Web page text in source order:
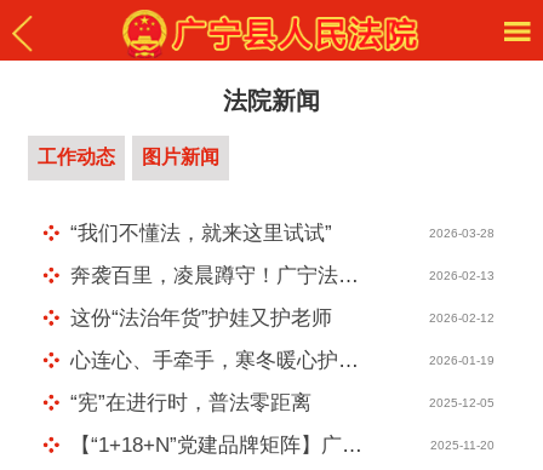
法院新闻
工作动态 图片新闻
“我们不懂法，就来这里试试” 2026-03-28
奔袭百里，凌晨蹲守！广宁法院“突袭”追回欠薪 2026-02-13
这份“法治年货”护娃又护老师 2026-02-12
心连心、手牵手，寒冬暖心护笋芽 2026-01-19
“宪”在进行时，普法零距离 2025-12-05
【“1+18+N”党建品牌矩阵】广宁法院：红色党心展现司法温度 滋润人心爱护和谐家庭 2025-11-20